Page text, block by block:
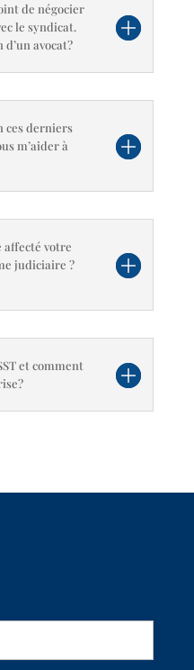
de négocier
le syndicat.
avocat?
ces derniers
m’aider à
votre
judiciaire ?
et comment